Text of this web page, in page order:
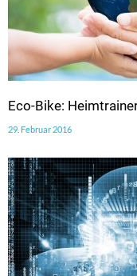
Eco-Bike:
29. Februar 2016